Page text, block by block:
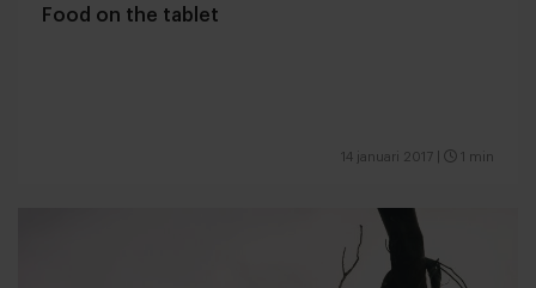
Food on the tablet
14 januari 2017 1 min